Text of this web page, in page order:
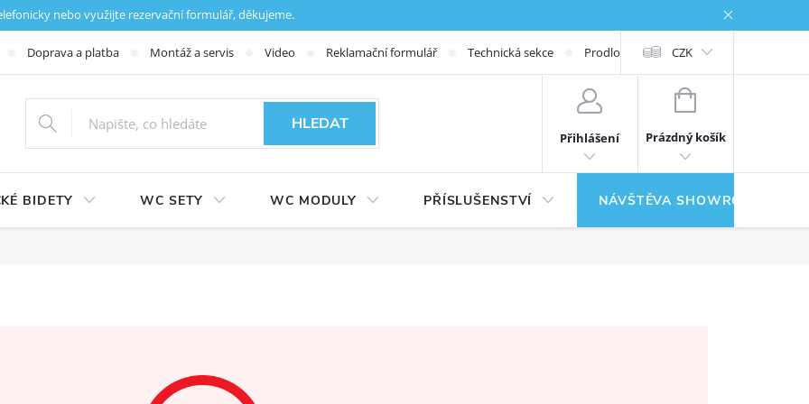
nebo využijte rezervační formulář, děkujeme.
Doprava a platba Montáž a servis Video Reklamační formulář Technická sekce Prodloužená záruka
CZK
HLEDAT
Přihlášení
NÁKUPNÍ KOŠÍK
Prázdný košík
BIDETY WC SETY WC MODULY PŘÍSLUŠENSTVÍ NÁVŠTĚVA SHOWROOMU